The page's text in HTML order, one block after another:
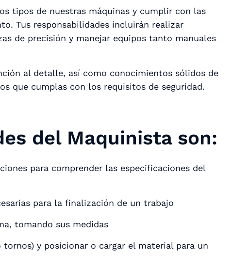
tipos de nuestras máquinas y cumplir con las
Tus responsabilidades incluirán realizar
de precisión y manejar equipos tanto manuales
al detalle, así como conocimientos sólidos de
que cumplas con los requisitos de seguridad.
del Maquinista son:
para comprender las especificaciones del
para la finalización de un trabajo
tomando sus medidas
tornos) y posicionar o cargar el material para un